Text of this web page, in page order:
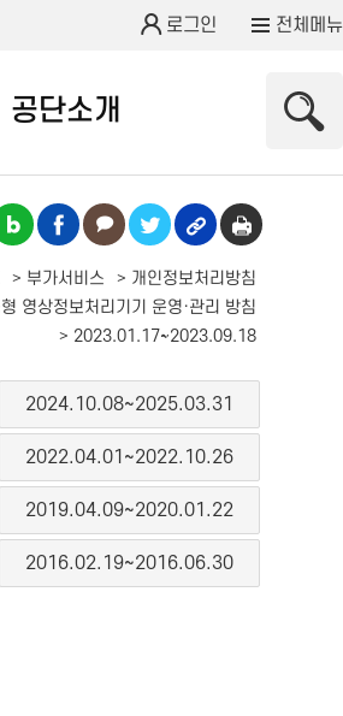
로그인 전체메뉴
공단소개
부가서비스
개인정보처리방침
영상정보처리기기 운영·관리 방침
2023.01.17~2023.09.18
2024.10.08~2025.03.31
2022.04.01~2022.10.26
2019.04.09~2020.01.22
2016.02.19~2016.06.30